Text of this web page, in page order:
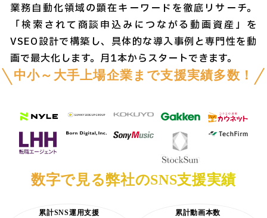
業務自動化領域の顕在キーワードを徹底リサーチ。
「検索されて商談申込みにつながる動画資産」を
VSEO設計で構築し、具体的な導入事例と専門性を動
画で最大化します。月1本からスタートできます。
中小～大手上場企業まで支援実績多数！
数字で見る弊社のSNS支援実績
累計SNS運用支援 累計動画本数